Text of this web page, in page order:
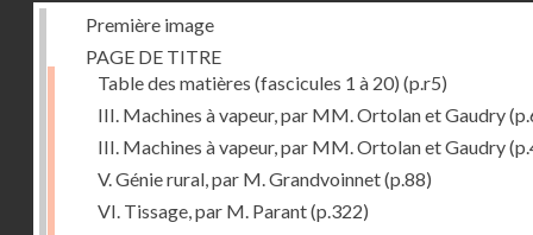
Première image
PAGE DE TITRE
Table des matières (fascicules 1 à 20) (p.r5)
III. Machines à vapeur, par MM. Ortolan et Gaudry
III. Machines à vapeur, par MM. Ortolan et Gaudry
V. Génie rural, par M. Grandvoinnet(p.88)
VI. Tissage, par M. Parant(p.322)